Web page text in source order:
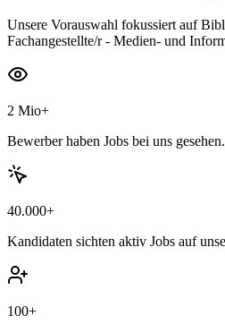
Unsere Vorauswahl fokussiert auf
Fachangestellte/r - Medien- und
2 Mio+
Bewerber haben Jobs bei uns gesehen.
40.000+
Kandidaten sichten aktiv Jobs auf
100+